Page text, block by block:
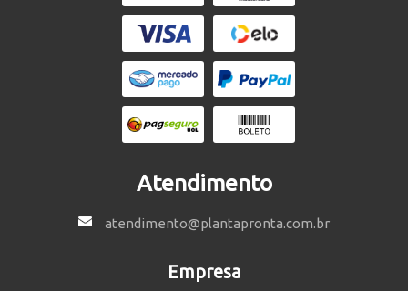
Atendimento
atendimento@plantapronta.com.br
Empresa